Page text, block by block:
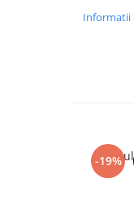
Informatii
-19%